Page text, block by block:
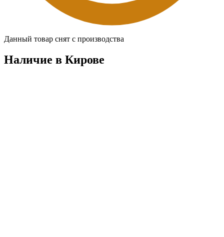
Данный товар снят с производства
Наличие в Кировe